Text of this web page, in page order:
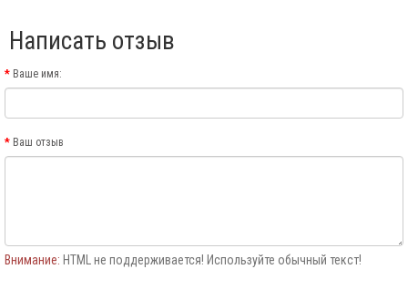
Написать отзыв
Ваше имя:
Ваш отзыв
Внимание: HTML не поддерживается! Используйте обычный текст!